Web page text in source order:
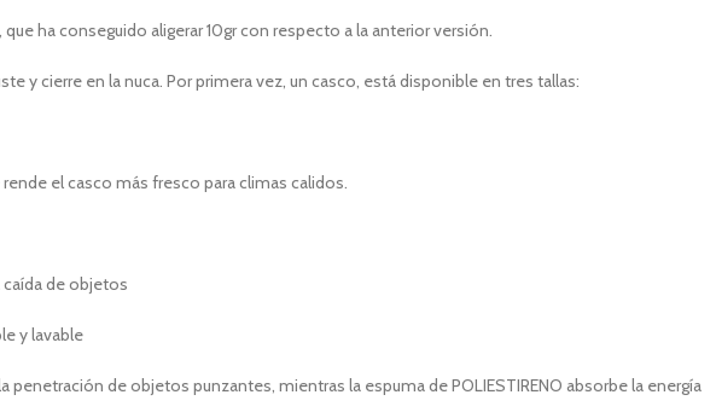
ha conseguido aligerar 10gr con respecto a la anterior versión.
y cierre en la nuca. Por primera vez, un casco, está disponible en tres tallas:
el casco más fresco para climas calidos.
caída de objetos
y lavable
penetración de objetos punzantes, mientras la espuma de POLIESTIRENO absorbe la energía